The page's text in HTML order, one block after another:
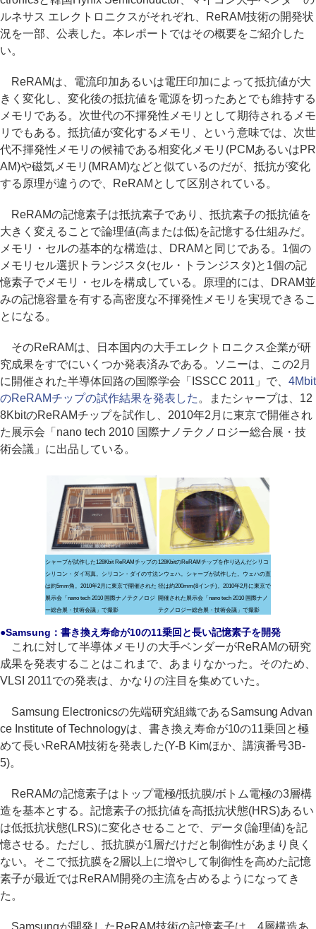
ルネサス エレクトロニクスがそれぞれ、ReRAM技術の開発状
況を一部、公表した。本レポートではその概要をご紹介した
い。
ReRAMは、電流印加あるいは電圧印加によって抵抗値が大
きく変化し、変化後の抵抗値を電源を切ったあとでも維持する
メモリである。次世代の不揮発性メモリとして期待されるメモ
リでもある。抵抗値が変化するメモリ、という意味では、次世
代不揮発性メモリの候補である相変化メモリ(PCMあるいはPR
AM)や磁気メモリ(MRAM)などと似ているのだが、抵抗が変化
する原理が違うので、ReRAMとして区別されている。
ReRAMの記憶素子は抵抗素子であり、抵抗素子の抵抗値を
大きく変えることで論理値(高または低)を記憶する仕組みだ。
メモリ・セルの基本的な構造は、DRAMと同じである。1個の
メモリセル選択トランジスタ(セル・トランジスタ)と1個の記
憶素子でメモリ・セルを構成している。原理的には、DRAM並
みの記憶容量を有する高密度な不揮発性メモリを実現できるこ
とになる。
そのReRAMは、日本国内の大手エレクトロニクス企業が研
究成果をすでにいくつか発表済みである。ソニーは、この2月
に開催された半導体回路の国際学会「ISSCC 2011」で、 4Mbit
のReRAMチップの試作結果を発表した 。またシャープは、12
8KbitのReRAMチップを試作し、2010年2月に東京で開催され
た展示会「nano tech 2010 国際ナノテクノロジー総合展・技
術会議」に出品している。
シャープが試作した128Kbit ReRAMチップの
シリコン・ダイ写真。シリコン・ダイの寸法
は約5mm角。2010年2月に東京で開催された
展示会「nano tech 2010 国際ナノテクノロジ
ー総合展・技術会議」で撮影
128KbitのReRAMチップを作り込んだシリコ
ンウェハ。シャープが試作した。ウェハの直
径は約200mm(8インチ)。2010年2月に東京で
開催された展示会「nano tech 2010 国際ナノ
テクノロジー総合展・技術会議」で撮影
●Samsung：書き換え寿命が10の11乗回と長い記憶素子を開発
これに対して半導体メモリの大手ベンダーがReRAMの研究
成果を発表することはこれまで、あまりなかった。そのため、
VLSI 2011での発表は、かなりの注目を集めていた。
Samsung Electronicsの先端研究組織であるSamsung Advan
ce Institute of Technologyは、書き換え寿命が10の11乗回と極
めて長いReRAM技術を発表した(Y-B Kimほか、講演番号3B-
5)。
ReRAMの記憶素子はトップ電極/抵抗膜/ボトム電極の3層構
造を基本とする。記憶素子の抵抗値を高抵抗状態(HRS)あるい
は低抵抗状態(LRS)に変化させることで、データ(論理値)を記
憶させる。ただし、抵抗膜が1層だけだと制御性があまり良く
ない。そこで抵抗膜を2層以上に増やして制御性を高めた記憶
素子が最近ではReRAM開発の主流を占めるようになってき
た。
Samsungが開発したReRAM技術の記憶素子は、4層構造あ